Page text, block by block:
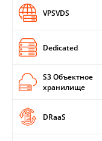
Вакансии
Контакты
VPSVDS
Dedicated
S3 Объектное
хранилище
DRaaS